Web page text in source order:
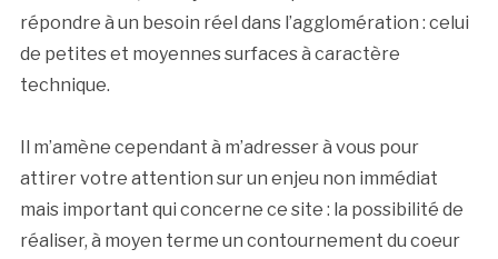
répondre à un besoin réel dans l’agglomération : celui
de petites et moyennes surfaces à caractère
technique.
Il m’amène cependant à m’adresser à vous pour
attirer votre attention sur un enjeu non immédiat
mais important qui concerne ce site : la possibilité de
réaliser, à moyen terme un contournement du coeur